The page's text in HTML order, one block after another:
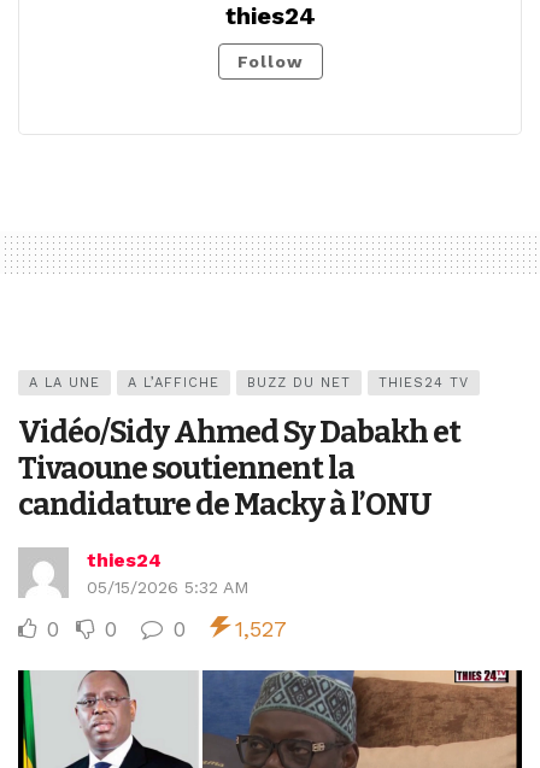
thies24
Follow
A LA UNE A L’AFFICHE BUZZ DU NET THIES24 TV
Vidéo/Sidy Ahmed Sy Dabakh et
Tivaoune soutiennent la
candidature de Macky à l’ONU
thies24
05/15/2026 5:32 AM
0 0 0 1,527